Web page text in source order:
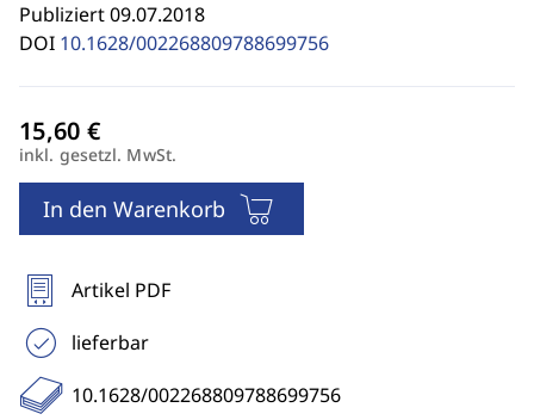
Publiziert 09.07.2018
DOI 10.1628/002268809788699756
inkl. gesetzl. MwSt.
In den Warenkorb
Artikel PDF
lieferbar
10.1628/002268809788699756